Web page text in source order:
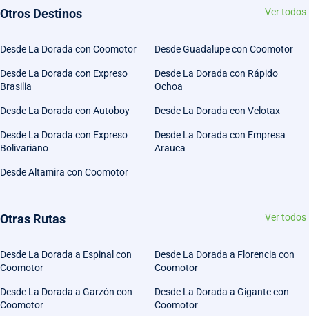
Otros Destinos Ver todos
Desde La Dorada con Coomotor Desde Guadalupe con Coomotor
Desde La Dorada con Expreso
Brasilia
Desde La Dorada con Rápido
Ochoa
Desde La Dorada con Autoboy Desde La Dorada con Velotax
Desde La Dorada con Expreso
Bolivariano
Desde La Dorada con Empresa
Arauca
Desde Altamira con Coomotor
Otras Rutas Ver todos
Desde La Dorada a Espinal con
Coomotor
Desde La Dorada a Florencia con
Coomotor
Desde La Dorada a Garzón con
Coomotor
Desde La Dorada a Gigante con
Coomotor